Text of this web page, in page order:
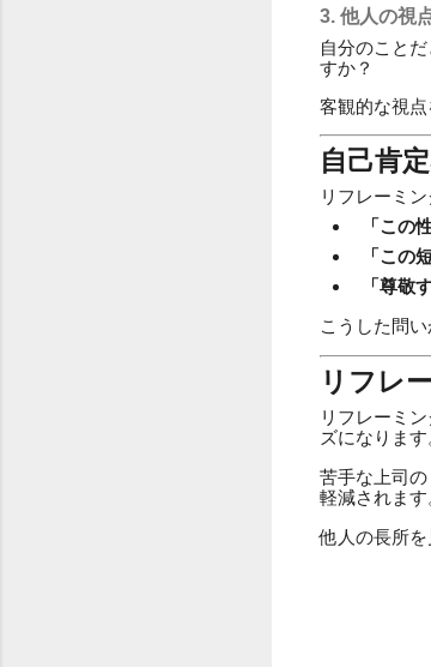
3. 他人の視
自分のこと
すか？
客観的な視
自己肯
リフレーミ
「この
「この
「尊敬
こうした問
リフレ
リフレーミ
ズになります
苦手な上司
軽減されま
他人の長所